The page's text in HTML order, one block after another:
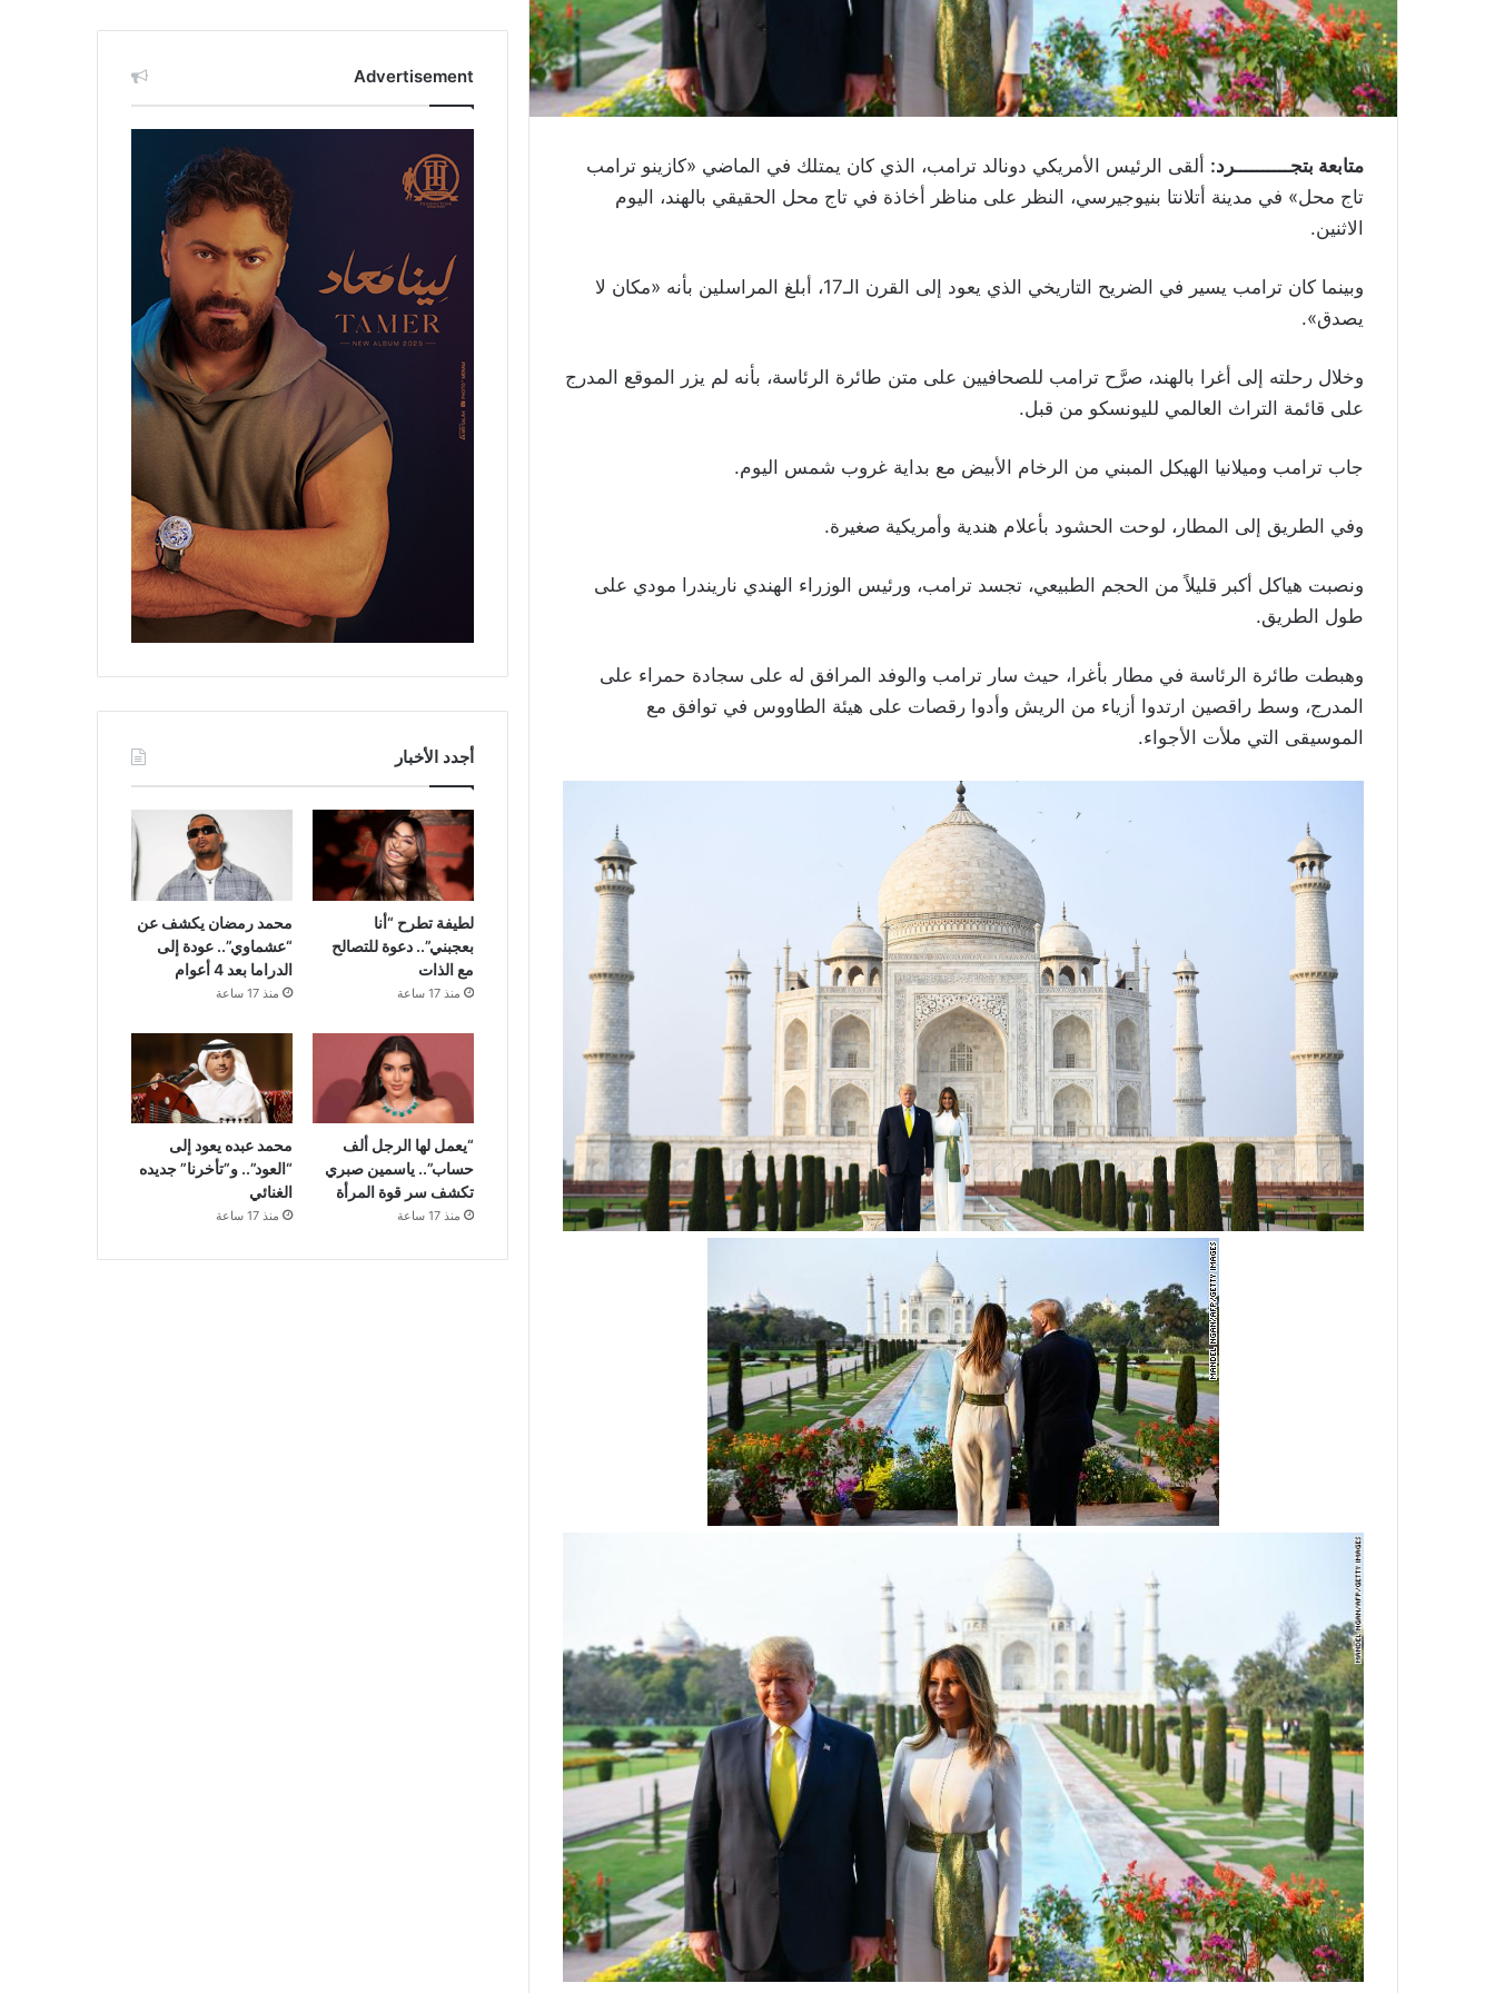
متابعة بتجــــــــــرد: ألقى الرئيس الأمريكي دونالد ترامب، الذي كان يمتلك في الماضي «كازينو ترامب
تاج محل» في مدينة أتلانتا بنيوجيرسي، النظر على مناظر أخاذة في تاج محل الحقيقي بالهند، اليوم
الاثنين.
وبينما كان ترامب يسير في الضريح التاريخي الذي يعود إلى القرن الـ17، أبلغ المراسلين بأنه «مكان لا
يصدق».
وخلال رحلته إلى أغرا بالهند، صرَّح ترامب للصحافيين على متن طائرة الرئاسة، بأنه لم يزر الموقع المدرج
على قائمة التراث العالمي لليونسكو من قبل.
جاب ترامب وميلانيا الهيكل المبني من الرخام الأبيض مع بداية غروب شمس اليوم.
وفي الطريق إلى المطار، لوحت الحشود بأعلام هندية وأمريكية صغيرة.
ونصبت هياكل أكبر قليلاً من الحجم الطبيعي، تجسد ترامب، ورئيس الوزراء الهندي ناريندرا مودي على
طول الطريق.
وهبطت طائرة الرئاسة في مطار بأغرا، حيث سار ترامب والوفد المرافق له على سجادة حمراء على
المدرج، وسط راقصين ارتدوا أزياء من الريش وأدوا رقصات على هيئة الطاووس في توافق مع
الموسيقى التي ملأت الأجواء.
Advertisement
أجدد الأخبار
لطيفة تطرح “أنا
بعجبني”.. دعوة للتصالح
مع الذات
منذ 17 ساعة
محمد رمضان يكشف عن
“عشماوي”.. عودة إلى
الدراما بعد 4 أعوام
منذ 17 ساعة
“يعمل لها الرجل ألف
حساب”.. ياسمين صبري
تكشف سر قوة المرأة
منذ 17 ساعة
محمد عبده يعود إلى
“العود”.. و”تأخرنا” جديده
الغنائي
منذ 17 ساعة